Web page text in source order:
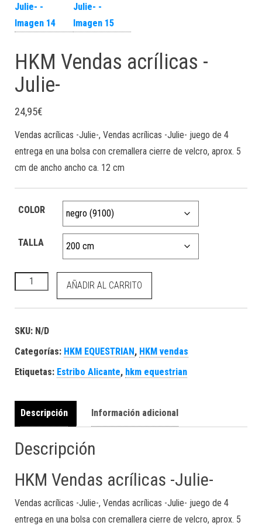
HKM Vendas acrílicas -
Julie-
24,95€
Vendas acrílicas -Julie-, Vendas acrílicas -Julie- juego de 4
entrega en una bolsa con cremallera cierre de velcro, aprox. 5
cm de ancho ancho ca. 12 cm
COLOR
TALLA
HKM Vendas acrílicas -Julie- cantidad
AÑADIR AL CARRITO
SKU: N/D
Categorías: HKM EQUESTRIAN, HKM vendas
Etiquetas: Estribo Alicante, hkm equestrian
Descripción Información adicional
Descripción
HKM Vendas acrílicas -Julie-
Vendas acrílicas -Julie-, Vendas acrílicas -Julie- juego de 4
entrega en una bolsa con cremallera cierre de velcro, aprox. 5